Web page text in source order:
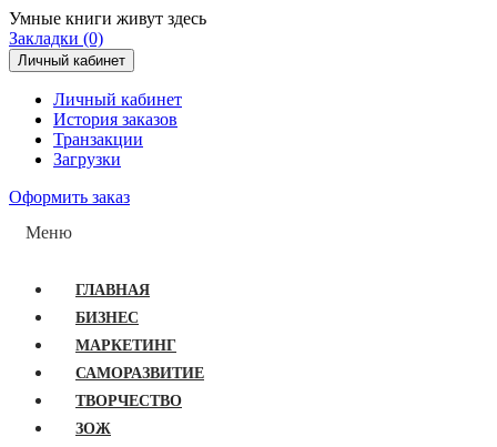
Умные книги живут здесь
Закладки (0)
Личный кабинет
Личный кабинет
История заказов
Транзакции
Загрузки
Оформить заказ
Меню
ГЛАВНАЯ
БИЗНЕС
МАРКЕТИНГ
САМОРАЗВИТИЕ
ТВОРЧЕСТВО
ЗОЖ